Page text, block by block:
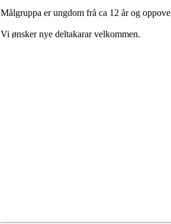
Målgruppa er ungdom frå ca 12 år og
Vi ønsker nye deltakarar velkommen.